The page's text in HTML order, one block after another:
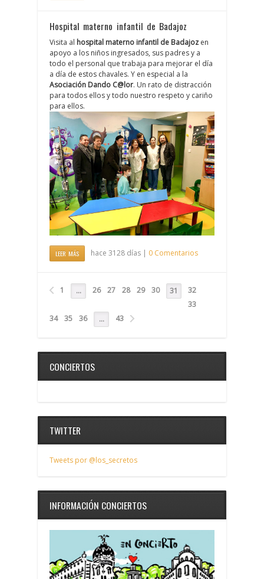
Hospital materno infantil de Badajoz
Visita al hospital materno infantil de Badajoz en
apoyo a los niños ingresados, sus padres y a
todo el personal que trabaja para mejorar el día
a día de estos chavales. Y en especial a la
Asociación Dando C@lor. Un rato de distracción
para todos ellos y todo nuestro respeto y cariño
para ellos.
LEER MÁS hace 3128 días | 0 Comentarios
1 … 26 27 28 29 30 31
32
33
34
35 36 … 43
CONCIERTOS
TWITTER
Tweets por @los_secretos
INFORMACIÓN CONCIERTOS